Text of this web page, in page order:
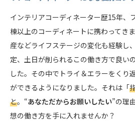
インテリアコーディネーター歴15年、
棟以上のコーディネートに携わってき
産などライフステージの変化も経験し
定、土日が削られるこの働き方で良い
した。その中でトライ＆エラーをくり
ができるようになりました。それは「
と。“あなただからお願いしたい”の理
想の働き方を手に入れませんか？